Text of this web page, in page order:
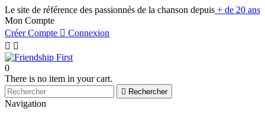
Le site de référence des passionnés de la chanson depuis + de 20 ans
Mon Compte
Créer Compte  Connexion
 
0
There is no item in your cart.
 Rechercher
Navigation